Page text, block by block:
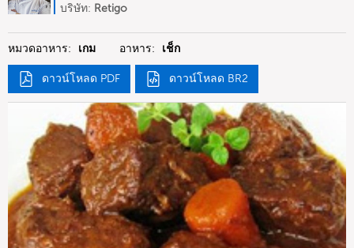
บริษัท: Retigo
หมวดอาหาร: เกม อาหาร: เช็ก
ดาวน์โหลด PDF ดาวน์โหลด BR2